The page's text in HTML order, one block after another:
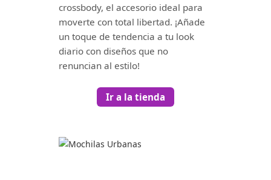
crossbody, el accesorio ideal para
moverte con total libertad. ¡Añade
un toque de tendencia a tu look
diario con diseños que no
renuncian al estilo!
Ir a la tienda